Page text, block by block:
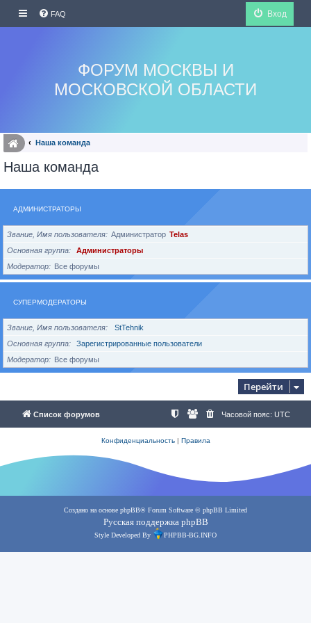
FAQ Вход
ФОРУМ МОСКВЫ И
МОСКОВСКОЙ ОБЛАСТИ
Наша команда
Наша команда
АДМИНИСТРАТОРЫ
Звание, Имя пользователя Администратор Telas
Основная группа
Администраторы
Модератор
Все форумы
СУПЕРМОДЕРАТОРЫ
Звание, Имя пользователя
StTehnik
Основная группа
Зарегистрированные пользователи
Модератор
Все форумы
Перейти
Список форумов Часовой пояс: UTC
Конфиденциальность| Правила
Создано на основе phpBB® Forum Software © phpBB Limited
Русская поддержка phpBB
Style Developed By PHPBB-BG.INFO